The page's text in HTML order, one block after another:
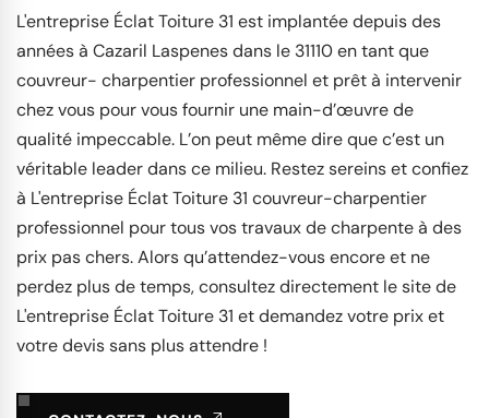
L'entreprise Éclat Toiture 31 est implantée depuis des
années à Cazaril Laspenes dans le 31110 en tant que
couvreur- charpentier professionnel et prêt à intervenir
chez vous pour vous fournir une main-d’œuvre de
qualité impeccable. L’on peut même dire que c’est un
véritable leader dans ce milieu. Restez sereins et confiez
à L'entreprise Éclat Toiture 31 couvreur-charpentier
professionnel pour tous vos travaux de charpente à des
prix pas chers. Alors qu’attendez-vous encore et ne
perdez plus de temps, consultez directement le site de
L'entreprise Éclat Toiture 31 et demandez votre prix et
votre devis sans plus attendre !